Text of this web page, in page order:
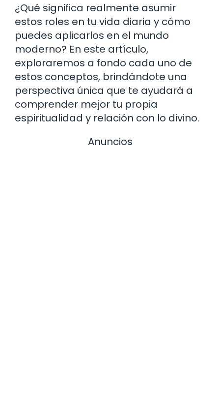
¿Qué significa realmente asumir
estos roles en tu vida diaria y cómo
puedes aplicarlos en el mundo
moderno? En este artículo,
exploraremos a fondo cada uno de
estos conceptos, brindándote una
perspectiva única que te ayudará a
comprender mejor tu propia
espiritualidad y relación con lo divino.
Anuncios